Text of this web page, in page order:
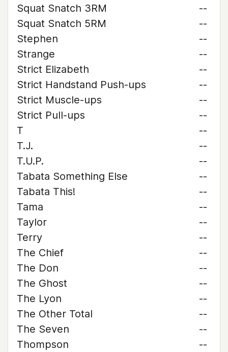
Squat Snatch 3RM
--
Squat Snatch 5RM
--
Stephen
--
Strange
--
Strict Elizabeth
--
Strict Handstand Push-ups
--
Strict Muscle-ups
--
Strict Pull-ups
--
T
--
T.J.
--
T.U.P.
--
Tabata Something Else
--
Tabata This!
--
Tama
--
Taylor
--
Terry
--
The Chief
--
The Don
--
The Ghost
--
The Lyon
--
The Other Total
--
The Seven
--
Thompson
--